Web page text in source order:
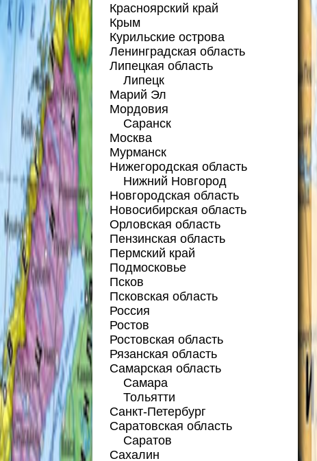
Красноярский край
Крым
Курильские острова
Ленинградская область
Липецкая область
Липецк
Марий Эл
Мордовия
Саранск
Москва
Мурманск
Нижегородская область
Нижний Новгород
Новгородская область
Новосибирская область
Орловская область
Пензинская область
Пермский край
Подмосковье
Псков
Псковская область
Россия
Ростов
Ростовская область
Рязанская область
Самарская область
Самара
Тольятти
Санкт-Петербург
Саратовская область
Саратов
Сахалин